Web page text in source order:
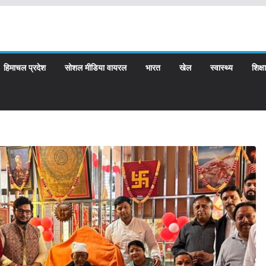
हिमाचल प्रदेश सोशल मीडिया वायरल भारत खेल स्वास्थ्य शिक्षा